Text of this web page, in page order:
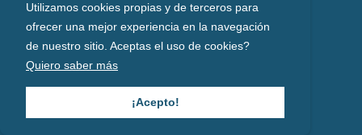
Aviso Legal
Política de cookies
Utilizamos cookies propias y de terceros para
ofrecer una mejor experiencia en la navegación
de nuestro sitio. Aceptas el uso de cookies?
Quiero saber más
¡Acepto!